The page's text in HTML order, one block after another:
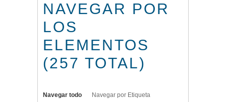
NAVEGAR POR
LOS
ELEMENTOS
(257 TOTAL)
Navegar todo Navegar por Etiqueta